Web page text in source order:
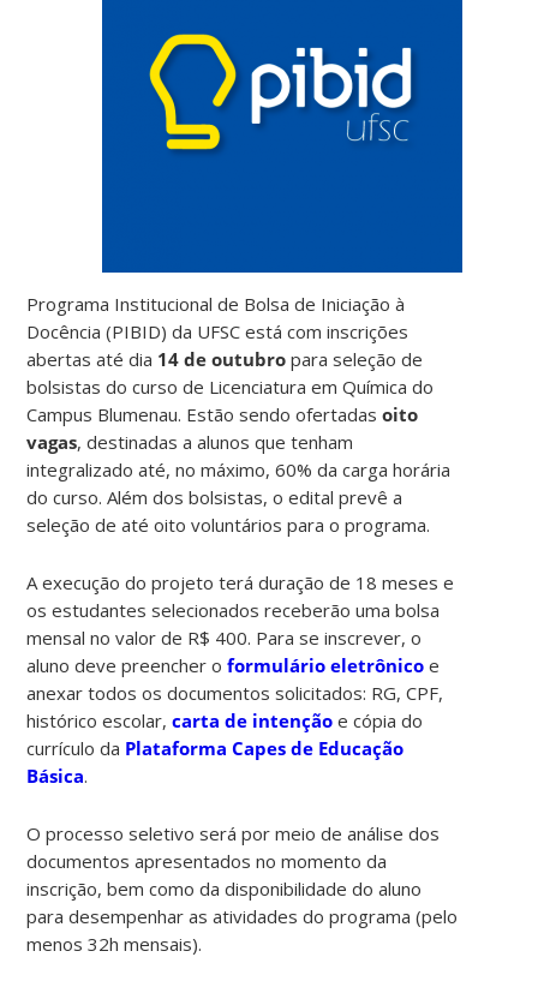
Programa Institucional de Bolsa de Iniciação à
Docência (PIBID) da UFSC está com inscrições
abertas até dia 14 de outubro para seleção de
bolsistas do curso de Licenciatura em Química do
Campus Blumenau. Estão sendo ofertadasoito
vagas, destinadas a alunos que tenham
integralizado até, no máximo, 60% da carga horária
do curso. Além dos bolsistas, o edital prevê a
seleção de até oito voluntários para o programa.
A execução do projeto terá duração de 18 meses e
os estudantes selecionados receberão uma bolsa
mensal no valor de R$ 400. Para se inscrever, o
aluno deve preencher oformulário eletrônico e
anexar todos os documentos solicitados: RG, CPF,
histórico escolar,carta de intenção e cópia do
currículo da Plataforma Capes de Educação
Básica.
O processo seletivo será por meio de análise dos
documentos apresentados no momento da
inscrição, bem como da disponibilidade do aluno
para desempenhar as atividades do programa (pelo
menos 32h mensais).